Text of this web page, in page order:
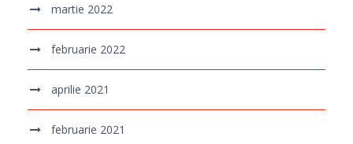
martie 2022
februarie 2022
aprilie 2021
februarie 2021